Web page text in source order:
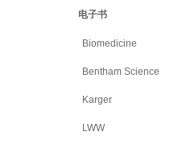
电子书
Biomedicine
Bentham Science
Karger
LWW